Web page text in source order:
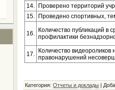
14.
Проверено территорий
15.
Проведено спортивных,
16.
Количество публикаций в
профилактики
17.
Количество видеороликов
правонарушений
Категория:Отчеты и доклады |